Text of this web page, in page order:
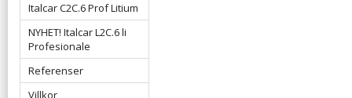
Italcar C2C.6 Prof Litium
NYHET! Italcar L2C.6 li
Profesionale
Referenser
Villkor